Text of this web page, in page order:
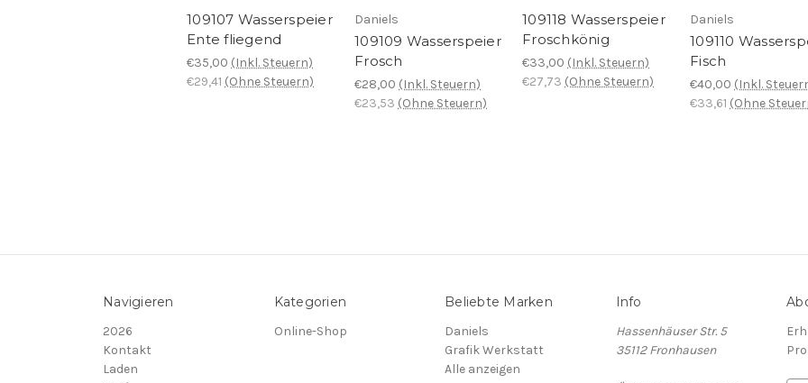
109107 Wasserspeier
Ente fliegend
€35,00 (Inkl. Steuern)
€29,41 (Ohne Steuern)
Daniels
109109 Wasserspeier
Frosch
€28,00 (Inkl. Steuern)
€23,53 (Ohne Steuern)
109118 Wasserspeier
Froschkönig
€33,00 (Inkl. Steuern)
€27,73 (Ohne Steuern)
Daniels
109110
Fisch
€40,00 (Inkl.
€33,61 (Ohne
Navigieren
2026
Kontakt
Laden
Kategorien
Online-Shop
Beliebte Marken
Daniels
Grafik Werkstatt
Alle anzeigen
Info
Hassenhäuser Str. 5
35112 Fronhausen